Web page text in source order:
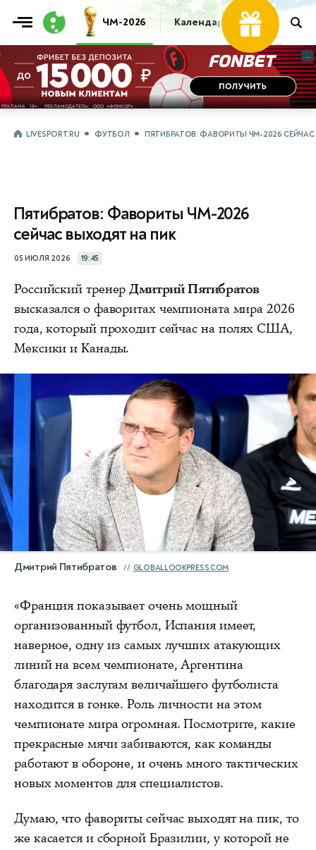
ЧМ-2026 Календарь Таблица
...
...
LIVESPORT.RU ФУТБОЛ ПЯТИБРАТОВ: ФАВОРИТЫ ЧМ-2026
Пятибратов: Фавориты ЧМ-2026
сейчас выходят на пик
05 ИЮЛЯ 2026 19:45
Российский тренерДмитрий Пятибратов
высказался о фаворитах чемпионата мира 2026
года, который проходит сейчас на полях США,
Мексики и Канады.
Дмитрий Пятибратов GLOBALLOOKPRESS.COM
«Франция показывает очень мощный
организованный футбол, Испания имеет,
наверное, одну из самых лучших атакующих
линий на всем чемпионате, Аргентина
благодаря заслугам величайшего футболиста
находится в гонке. Роль личности на этом
чемпионате мира огромная. Посмотрите, какие
прекрасные мячи забиваются, как команды
работают в обороне, и очень много тактических
новых моментов для специалистов.
Думаю, что фавориты сейчас выходят на пик, то
же касается и сборной Бразилии, у которой не